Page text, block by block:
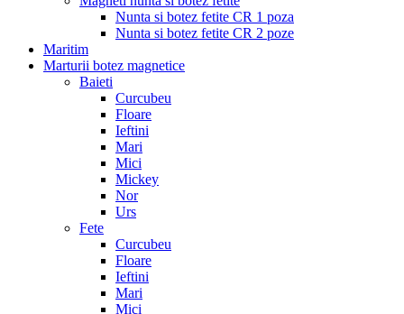
Nunta si botez fetite CR 1 poza
Nunta si botez fetite CR 2 poze
Maritim
Marturii botez magnetice
Baieti
Curcubeu
Floare
Ieftini
Mari
Mici
Mickey
Nor
Urs
Fete
Curcubeu
Floare
Ieftini
Mari
Mici